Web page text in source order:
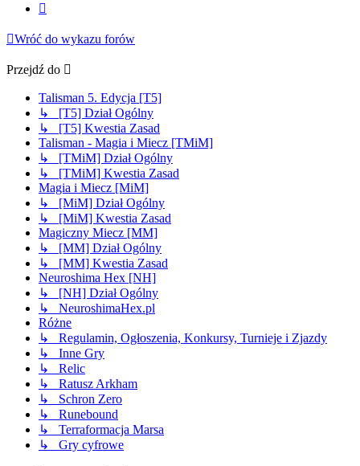
Wróć do wykazu forów
Przejdź do
Talisman 5. Edycja [T5]
↳ [T5] Dział Ogólny
↳ [T5] Kwestia Zasad
Talisman - Magia i Miecz [TMiM]
↳ [TMiM] Dział Ogólny
↳ [TMiM] Kwestia Zasad
Magia i Miecz [MiM]
↳ [MiM] Dział Ogólny
↳ [MiM] Kwestia Zasad
Magiczny Miecz [MM]
↳ [MM] Dział Ogólny
↳ [MM] Kwestia Zasad
Neuroshima Hex [NH]
↳ [NH] Dział Ogólny
↳ NeuroshimaHex.pl
Różne
↳ Regulamin, Ogłoszenia, Konkursy, Turnieje i Zjazdy
↳ Inne Gry
↳ Relic
↳ Ratusz Arkham
↳ Schron Zero
↳ Runebound
↳ Terraformacja Marsa
↳ Gry cyfrowe